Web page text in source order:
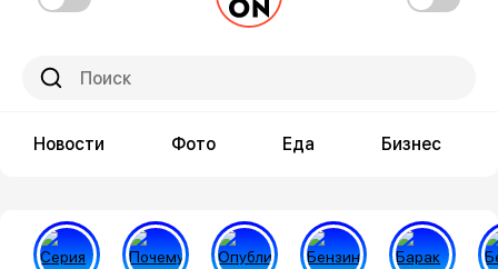
Новости Фото Еда Бизнес